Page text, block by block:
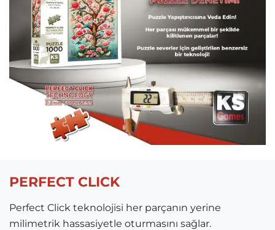
PERFECT CLICK
Perfect Click teknolojisi her parçanın yerine
milimetrik hassasiyetle oturmasını sağlar.